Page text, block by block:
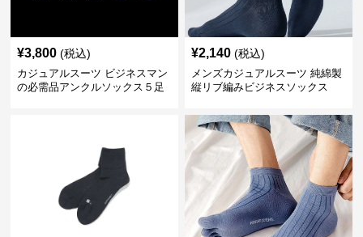
¥3,800 (税込)
カジュアルスーツ ビジネスマン
の必需品アンクルソックス５足
¥2,140 (税込)
メンズカジュアルスーツ 純綿製
縦リブ編みビジネスソックス